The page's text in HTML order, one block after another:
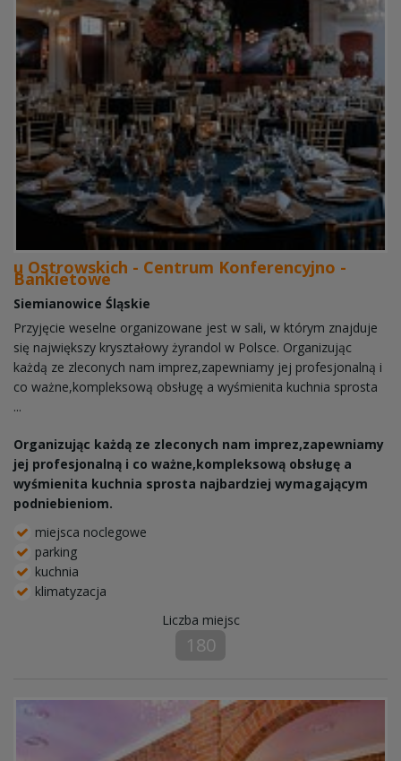
u Ostrowskich - Centrum Konferencyjno -
Bankietowe
Siemianowice Śląskie
Przyjęcie weselne organizowane jest w sali, w którym znajduje
się największy kryształowy żyrandol w Polsce. Organizując
każdą ze zleconych nam imprez,zapewniamy jej profesjonalną i
co ważne,kompleksową obsługę a wyśmienita kuchnia sprosta
...
Organizując każdą ze zleconych nam imprez,zapewniamy
jej profesjonalną i co ważne,kompleksową obsługę a
wyśmienita kuchnia sprosta najbardziej wymagającym
podniebieniom.
miejsca noclegowe
parking
kuchnia
klimatyzacja
Liczba miejsc
180